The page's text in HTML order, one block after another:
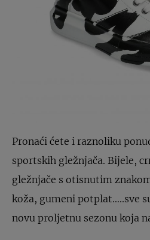
Pronaći ćete i raznoliku
sportskih gležnjača. Bijele,
gležnjače s otisnutim
koža, gumeni potplat…..sve
novu proljetnu sezonu koja